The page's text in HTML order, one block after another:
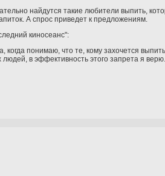
найдутся такие любители выпить,
А спрос приведет к предложениям.
киносеанс":
понимаю, что те, кому захочется
в эффективность этого запрета я